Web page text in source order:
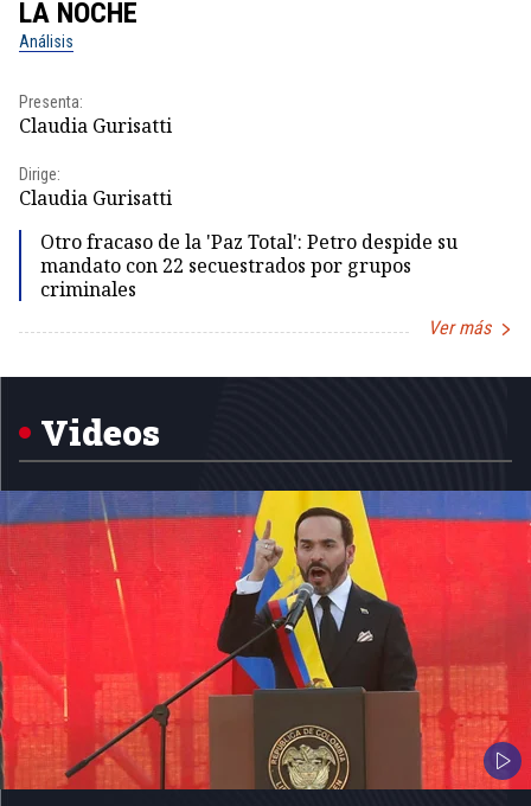
LA NOCHE
Análisis
Presenta:
Claudia Gurisatti
Dirige:
Claudia Gurisatti
Otro fracaso de la 'Paz Total': Petro despide su
mandato con 22 secuestrados por grupos
criminales
Ver más
1
Videos